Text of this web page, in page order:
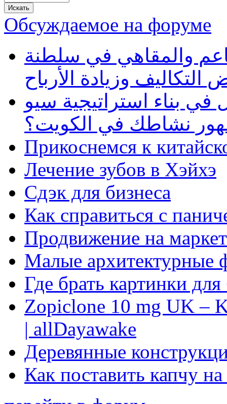
Обсуждаемое на форуме
والمقاهي في سلطنة
وزيادة الأرباح
بناء استراتيجية سيو
نشاطك في الكويت؟
Прикоснемся к
Лечение зубов в Хэйхэ
Сдэк для бизнеса
Как справиться с
Продвижение на
Малые архитектурные
Где брать картинки
Zopiclone 10 mg UK –
| allDayawake
Деревянные
Как поставить капчу